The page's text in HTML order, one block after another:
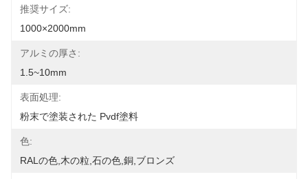
推奨サイズ:
1000×2000mm
アルミの厚さ:
1.5~10mm
表面処理:
粉末で塗装された Pvdf塗料
色:
RALの色,木の粒,石の色,銅,ブロンズ